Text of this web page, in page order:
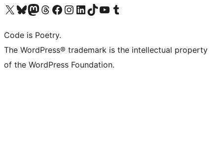
Visita il nostro account X (ex Twitter)
Visita il nostro account Bluesky
Visita il nostro account Mastodon
Visita il nostro account Threads
Visita la nostra pagina Facebook
Visita il nostro account Instagram
Visita il nostro account LinkedIn
Visita il nostro account TikTok
Visita il nostro canale YouTube
Visita il nostro account Tumblr
Code is Poetry.
The WordPress® trademark is the intellectual property
of the WordPress Foundation.